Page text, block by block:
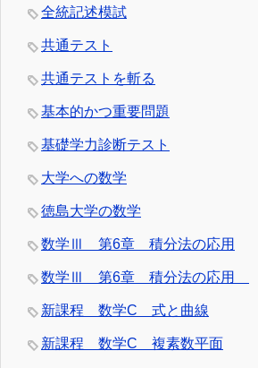
全統記述模試
共通テスト
共通テストを斬る
基本的かつ重要問題
基礎学力診断テスト
大学への数学
徳島大学の数学
数学Ⅲ 第6章 積分法の応用
数学Ⅲ 第6章 積分法の応用
新課程 数学C 式と曲線
新課程 数学C 複素数平面